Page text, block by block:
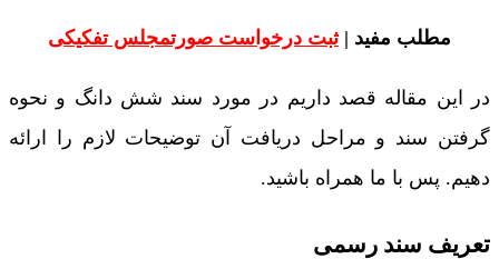
مطلب مفید |ثبت درخواست صورتمجلس تفکیکی
در این مقاله قصد داریم در مورد سند شش دانگ و نحوه
گرفتن سند و مراحل دریافت آن توضیحات لازم را ارائه
دهیم. پس با ما همراه باشید.
تعریف سند رسمی